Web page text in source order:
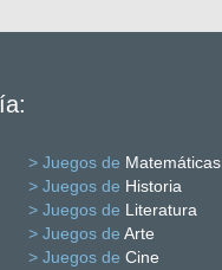
> Juegos de Matemáticas
> Juegos de Historia
> Juegos de Literatura
> Juegos de Arte
> Juegos de Cine